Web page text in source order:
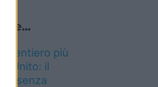
sentiero più
Unito: il
senza